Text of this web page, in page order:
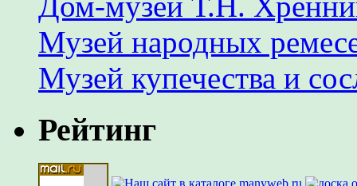
Музей народных
Музей купечества и
Рейтинг